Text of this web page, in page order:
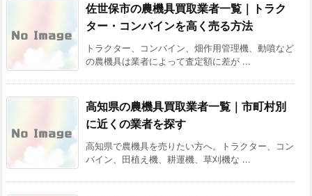
佐世保市の農機具買取業者一覧｜トラク
ター・コンバインを高く売る方法
トラクター、コンバイン、畑作用管理機、動噴など
の農機具は業者によって査定額に差が ...
高知県の農機具買取業者一覧｜市町村別
に近くの業者を探す
高知県で農機具を売りたい方へ。トラクター、コン
バイン、田植え機、耕運機、草刈機な ...